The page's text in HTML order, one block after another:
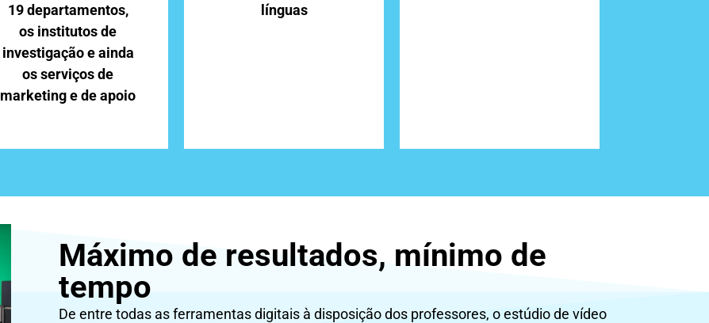
19 departamentos,
os institutos de
investigação e ainda
os serviços de
marketing e de apoio
línguas
Máximo de resultados, mínimo de
tempo
De entre todas as ferramentas digitais à disposição dos professores, o estúdio de vídeo